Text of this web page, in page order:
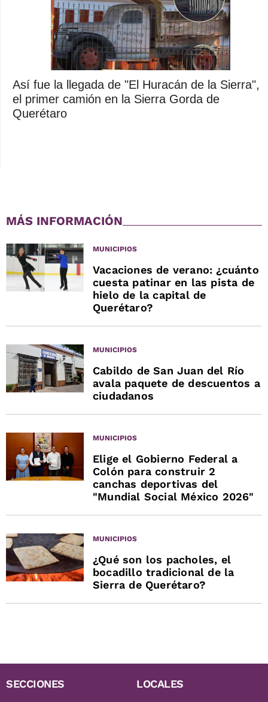
Así fue la llegada de "El Huracán de la Sierra",
el primer camión en la Sierra Gorda de
Querétaro
MÁS INFORMACIÓN
MUNICIPIOS
Vacaciones de verano: ¿cuánto
cuesta patinar en las pista de
hielo de la capital de
Querétaro?
MUNICIPIOS
Cabildo de San Juan del Río
avala paquete de descuentos a
ciudadanos
MUNICIPIOS
Elige el Gobierno Federal a
Colón para construir 2
canchas deportivas del
"Mundial Social México 2026"
MUNICIPIOS
¿Qué son los pacholes, el
bocadillo tradicional de la
Sierra de Querétaro?
SECCIONES LOCALES